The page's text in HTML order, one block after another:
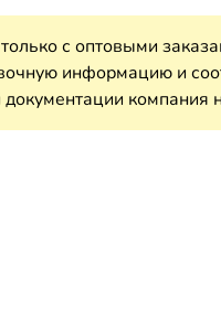
с оптовыми
информацию и
компания